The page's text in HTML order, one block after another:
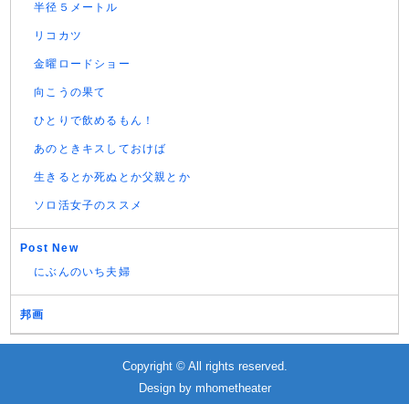
半径５メートル
リコカツ
金曜ロードショー
向こうの果て
ひとりで飲めるもん！
あのときキスしておけば
生きるとか死ぬとか父親とか
ソロ活女子のススメ
Post New
にぶんのいち夫婦
邦画
Copyright © All rights reserved.
Design by mhometheater